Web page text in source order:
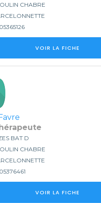
CHABRE
VOIR LA FICHE
BAT D
CHABRE
VOIR LA FICHE